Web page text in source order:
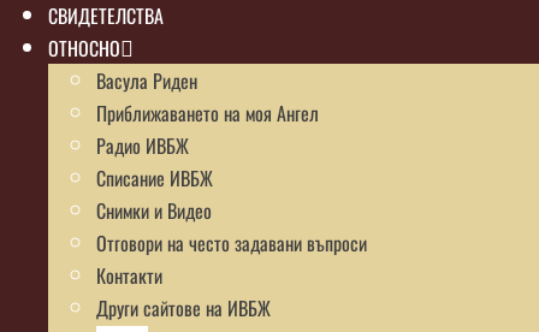
СВИДЕТЕЛСТВА
ОТНОСНО
Васула Риден
Приближаването на моя Ангел
Радио ИВБЖ
Списание ИВБЖ
Снимки и Видео
Отговори на често задавани въпроси
Контакти
Други сайтове на ИВБЖ